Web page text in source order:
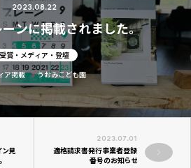
2023.08.22
ンに掲載されました。
受賞・メディア・登壇
ア掲載
うおみこども園
ン⾒
2023.07.01
適格請求書発行事業者登録
番号のお知らせ